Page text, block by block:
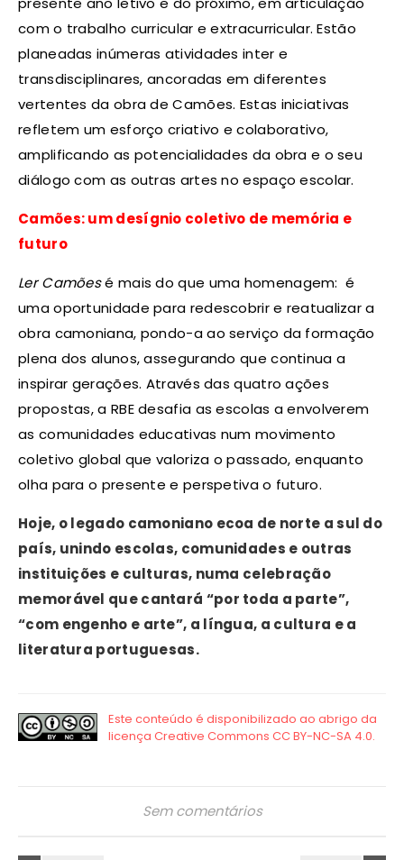
com o trabalho curricular e extracurricular. Estão
planeadas inúmeras atividades inter e
transdisciplinares, ancoradas em diferentes
vertentes da obra de Camões. Estas iniciativas
refletem um esforço criativo e colaborativo,
amplificando as potencialidades da obra e o seu
diálogo com as outras artes no espaço escolar.
Camões: um desígnio coletivo de memória e
futuro
Ler Camõesé mais do que uma homenagem: é
uma oportunidade para redescobrir e reatualizar a
obra camoniana, pondo-a ao serviço da formação
plena dos alunos, assegurando que continua a
inspirar gerações. Através das quatro ações
propostas, a RBE desafia as escolas a envolverem
as comunidades educativas num movimento
coletivo global que valoriza o passado, enquanto
olha para o presente e perspetiva o futuro.
Hoje, o legado camoniano ecoa de norte a sul do
país, unindo escolas, comunidades e outras
instituições e culturas, numa celebração
memorável que cantará “por toda a parte”,
“com engenho e arte”, a língua, a cultura e a
literatura portuguesas.
Sem comentários